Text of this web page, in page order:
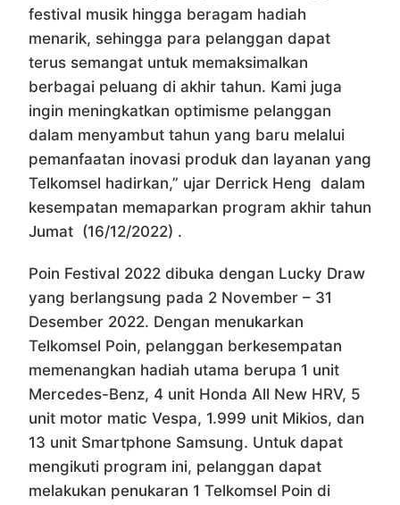
festival musik hingga beragam hadiah
menarik, sehingga para pelanggan dapat
terus semangat untuk memaksimalkan
berbagai peluang di akhir tahun. Kami juga
ingin meningkatkan optimisme pelanggan
dalam menyambut tahun yang baru melalui
pemanfaatan inovasi produk dan layanan yang
Telkomsel hadirkan,” ujar Derrick Heng dalam
kesempatan memaparkan program akhir tahun
Jumat (16/12/2022) .
Poin Festival 2022 dibuka dengan Lucky Draw
yang berlangsung pada 2 November – 31
Desember 2022. Dengan menukarkan
Telkomsel Poin, pelanggan berkesempatan
memenangkan hadiah utama berupa 1 unit
Mercedes-Benz, 4 unit Honda All New HRV, 5
unit motor matic Vespa, 1.999 unit Mikios, dan
13 unit Smartphone Samsung. Untuk dapat
mengikuti program ini, pelanggan dapat
melakukan penukaran 1 Telkomsel Poin di